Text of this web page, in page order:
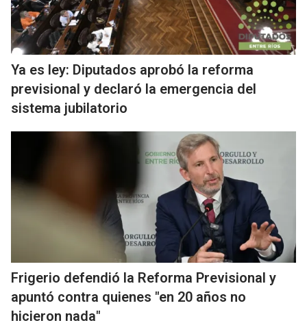
Ya es ley: Diputados aprobó la reforma
previsional y declaró la emergencia del
sistema jubilatorio
Frigerio defendió la Reforma Previsional y
apuntó contra quienes "en 20 años no
hicieron nada"